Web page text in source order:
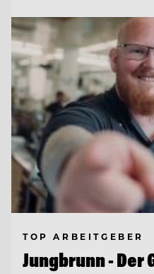
TOP ARBEITGEBER
Jungbrunn - Der